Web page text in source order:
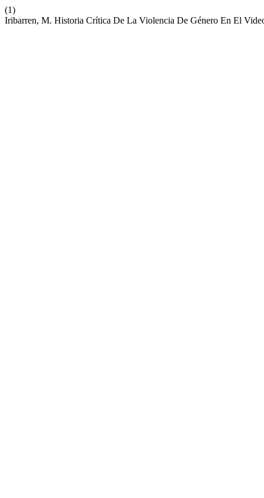
(1)
Iribarren, M. Historia Crítica De La Violencia De Género En El